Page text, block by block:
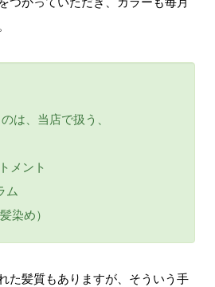
は、当店で扱う、
メント
ム
染め）
た髪質もありますが、そういう手